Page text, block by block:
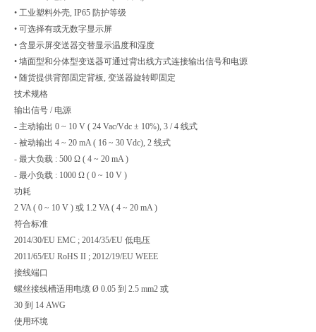
• 工业塑料外壳, IP65 防护等级
• 可选择有或无数字显示屏
• 含显示屏变送器交替显示温度和湿度
• 墙面型和分体型变送器可通过背出线方式连接输出信号和电源
• 随货提供背部固定背板, 变送器旋转即固定
技术规格
输出信号 / 电源
- 主动输出 0 ~ 10 V ( 24 Vac/Vdc ± 10%), 3 / 4 线式
- 被动输出 4 ~ 20 mA ( 16 ~ 30 Vdc), 2 线式
- 最大负载 : 500 Ω ( 4 ~ 20 mA )
- 最小负载 : 1000 Ω ( 0 ~ 10 V )
功耗
2 VA ( 0 ~ 10 V ) 或 1.2 VA ( 4 ~ 20 mA )
符合标准
2014/30/EU EMC ; 2014/35/EU 低电压
2011/65/EU RoHS II ; 2012/19/EU WEEE
接线端口
螺丝接线槽适用电缆 Ø 0.05 到 2.5 mm2 或
30 到 14 AWG
使用环境